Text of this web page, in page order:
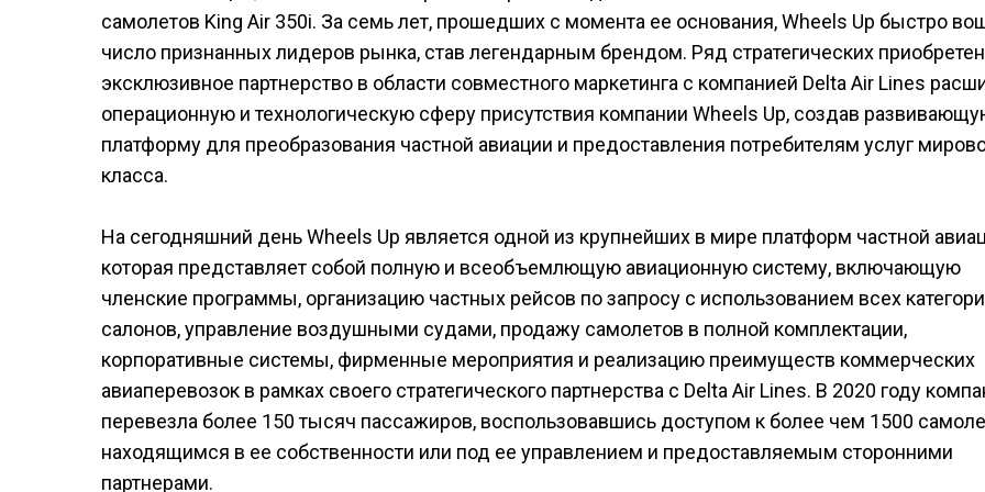
самолетов King Air 350i. За семь лет, прошедших с момента ее основания, Wheels Up быстро
число признанных лидеров рынка, став легендарным брендом. Ряд стратегических
эксклюзивное партнерство в области совместного маркетинга с компанией Delta Air Lines
операционную и технологическую сферу присутствия компании Wheels Up, создав
платформу для преобразования частной авиации и предоставления потребителям услуг
класса.
На сегодняшний день Wheels Up является одной из крупнейших в мире платформ частной
которая представляет собой полную и всеобъемлющую авиационную систему, включающую
членские программы, организацию частных рейсов по запросу с использованием всех
салонов, управление воздушными судами, продажу самолетов в полной комплектации,
корпоративные системы, фирменные мероприятия и реализацию преимуществ коммерческих
авиаперевозок в рамках своего стратегического партнерства с Delta Air Lines. В 2020 году
перевезла более 150 тысяч пассажиров, воспользовавшись доступом к более чем 1500
находящимся в ее собственности или под ее управлением и предоставляемым сторонними
партнерами.